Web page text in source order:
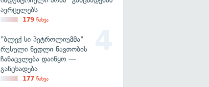
ავრცელებს
179 ნახვა
"ბლექ სი პეტროლიუმმა"
რუსული ნედლი ნავთობის
ჩანაცვლება დაიწყო —
განცხადება
177 ნახვა